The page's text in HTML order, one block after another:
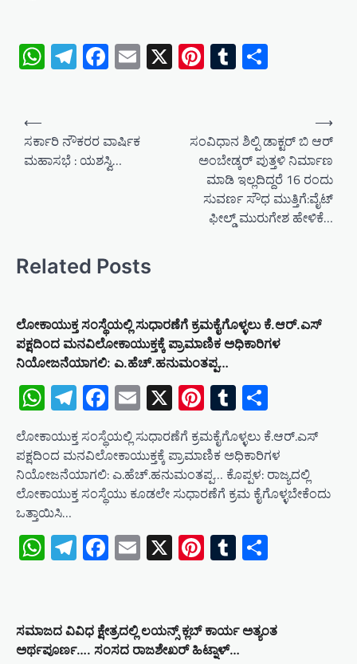
WhatsApp
Telegram
Facebook
Email
X Pinterest
Tumblr
v
g
a
t
o
n
⟵
ಸರ್ಕಾರಿ ನೌಕರರ ವಾರ್ಷಿಕ
ಮಹಾಸಭೆ : ಯಶಸ್ವಿ…
ಸಂವಿಧಾನ ಶಿಲ್ಪಿ ಡಾಕ್ಟರ್ ಬಿ ಆರ್
ಅಂಬೇಡ್ಕರ್ ಪುತ್ತಳಿ ನಿರ್ಮಾಣ
ಮಾಡಿ ಇಲ್ಲದಿದ್ದರೆ 16 ರಂದು
ಸುವರ್ಣ ಸೌಧ ಮುತ್ತಿಗೆ:ವೈಟ್
ಫೀಲ್ಡ್ ಮುರುಗೇಶ ಹೇಳಿಕೆ…
⟶
Related Posts
ಲೋಕಾಯುಕ್ತ ಸಂಸ್ಥೆಯಲ್ಲಿ ಸುಧಾರಣೆಗೆ ಕ್ರಮಕೈಗೊಳ್ಳಲು ಕೆ.ಆರ್.ಎಸ್
ಪಕ್ಷದಿಂದ ಮನವಿಲೋಕಾಯುಕ್ತಕ್ಕೆ ಪ್ರಾಮಾಣಿಕ ಅಧಿಕಾರಿಗಳ
ನಿಯೋಜನೆಯಾಗಲಿ: ಎ.ಹೆಚ್.ಹನುಮಂತಪ್ಪ…
WhatsApp
Telegram
Facebook
Email
X Pinterest
Tumblr
ಲೋಕಾಯುಕ್ತ ಸಂಸ್ಥೆಯಲ್ಲಿ ಸುಧಾರಣೆಗೆ ಕ್ರಮಕೈಗೊಳ್ಳಲು ಕೆ.ಆರ್.ಎಸ್
ಪಕ್ಷದಿಂದ ಮನವಿಲೋಕಾಯುಕ್ತಕ್ಕೆ ಪ್ರಾಮಾಣಿಕ ಅಧಿಕಾರಿಗಳ
ನಿಯೋಜನೆಯಾಗಲಿ: ಎ.ಹೆಚ್.ಹನುಮಂತಪ್ಪ… ಕೊಪ್ಪಳ: ರಾಜ್ಯದಲ್ಲಿ
ಲೋಕಾಯುಕ್ತ ಸಂಸ್ಥೆಯು ಕೂಡಲೇ ಸುಧಾರಣೆಗೆ ಕ್ರಮ ಕೈಗೊಳ್ಳಬೇಕೆಂದು
ಒತ್ತಾಯಿಸಿ…
WhatsApp
Telegram
Facebook
Email
X Pinterest
Tumblr
ಸಮಾಜದ ವಿವಿಧ ಕ್ಷೇತ್ರದಲ್ಲಿ ಲಯನ್ಸ್ ಕ್ಲಬ್ ಕಾರ್ಯ ಅತ್ಯಂತ
ಅರ್ಥಪೂರ್ಣ…. ಸಂಸದ ರಾಜಶೇಖರ್ ಹಿಟ್ನಾಳ್…